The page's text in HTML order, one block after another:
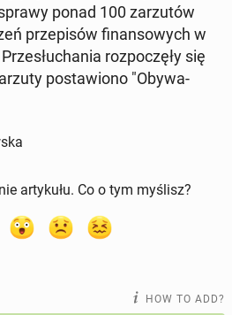
ponad 100 zarzutów
przepisów fi­nan­sowych w
rozpoczęły się
postaw­iono "Oby­wa­
artykułu. Co o tym myślisz?
HOW TO ADD?